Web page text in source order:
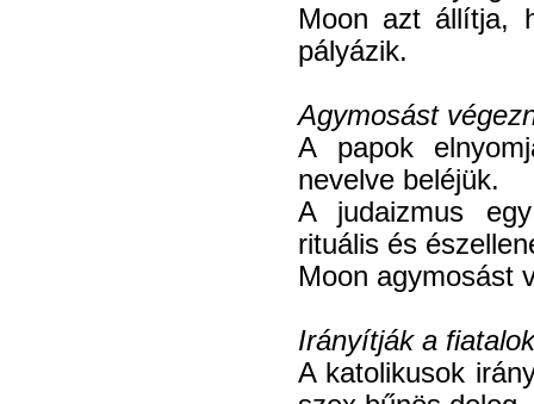
Moon azt állítja,
pályázik.
Agymosást
A papok
nevelve beléjük.
A judaizmus
rituális és
Moon agymosást
Irányítják a
A katolikusok